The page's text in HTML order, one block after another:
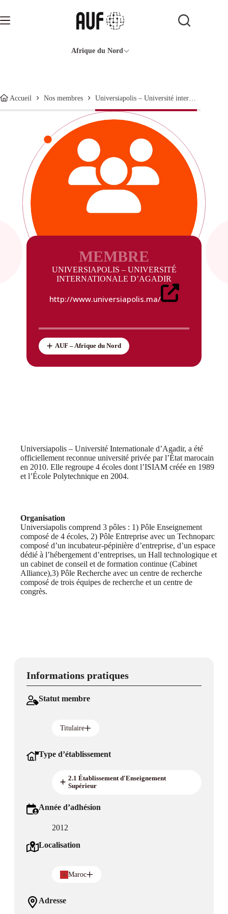
contenu
Afrique du Nord
Accueil Nos membres
MEMBRE
UNIVERSIAPOLIS – UNIVERSITÉ
INTERNATIONALE D’AGADIR
http://www.universiapolis.ma/
AUF – Afrique du Nord
Universiapolis – Université Internationale d’Agadir, a été
officiellement reconnue université privée par l’État marocain
en 2010. Elle regroupe 4 écoles dont l’ISIAM créée en 1989
et l’École Polytechnique en 2004.
Organisation
Universiapolis comprend 3 pôles : 1) Pôle Enseignement
composé de 4 écoles, 2) Pôle Entreprise avec un Technoparc
composé d’un incubateur-pépinière d’entreprise, d’un espace
dédié à l’hébergement d’entreprises, un Hall technologique et
un cabinet de conseil et de formation continue (Cabinet
Alliance),3) Pôle Recherche avec un centre de recherche
composé de trois équipes de recherche et un centre de
congrès.
Informations pratiques
Statut membre
Titulaire
Type d’établissement
2.1 Établissement d'Enseignement
Supérieur
Année d’adhésion
2012
Localisation
Maroc
Adresse